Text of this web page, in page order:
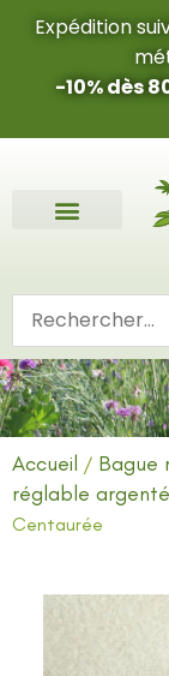
Expédition
-10% dès
Accueil / Bague
réglable
Centaurée